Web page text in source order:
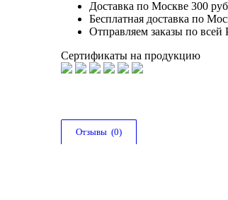
Доставка по Москве 300 руб
Бесплатная доставка по
Отправляем заказы по
Сертификаты на продукцию
Отзывы  (0)